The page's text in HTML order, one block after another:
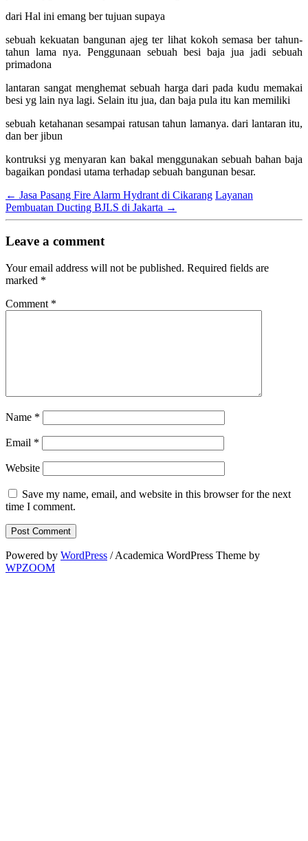
dari Hal ini emang ber tujuan supaya
sebuah kekuatan bangunan ajeg ter lihat kokoh semasa ber tahun-
tahun lama nya. Penggunaan sebuah besi baja jua jadi sebuah
primadona
lantaran sangat menghemat sebuah harga dari pada kudu memakai
besi yg lain nya lagi. Selain itu jua, dan baja pula itu kan memiliki
sebuah ketahanan sesampai ratusan tahun lamanya. dari lantaran itu,
dan ber jibun
kontruksi yg menyaran kan bakal menggunakan sebuah bahan baja
bagaikan pondasi utama terhadap sebuah bangunan besar.
← Jasa Pasang Fire Alarm Hydrant di Cikarang Layanan
Pembuatan Ducting BJLS di Jakarta →
Leave a comment
Your email address will not be published. Required fields are
marked *
Comment *
Name *
Email *
Website
Save my name, email, and website in this browser for the next
time I comment.
Powered by WordPress / Academica WordPress Theme by
WPZOOM